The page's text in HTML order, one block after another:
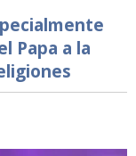
Papa a la